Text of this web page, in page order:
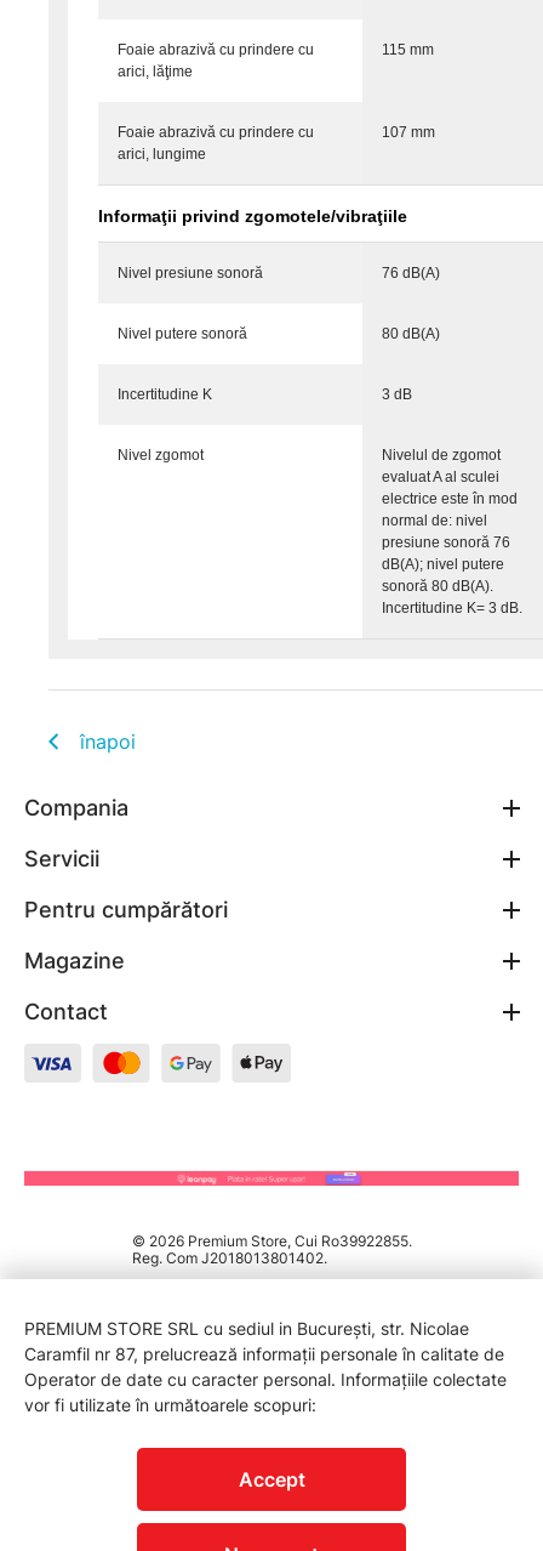
Foaie abrazivă cu prindere cu
arici, lăţime
115 mm
Foaie abrazivă cu prindere cu
arici, lungime
107 mm
Informaţii privind zgomotele/vibraţiile
Nivel presiune sonoră 76 dB(A)
Nivel putere sonoră 80 dB(A)
Incertitudine K 3 dB
Nivel zgomot
Nivelul de zgomot
evaluat A al sculei
electrice este în mod
normal de: nivel
presiune sonoră 76
dB(A); nivel putere
sonoră 80 dB(A).
Incertitudine K= 3 dB.
înapoi
Compania
Servicii
Pentru cumpărători
Magazine
Contact
© 2026 Premium Store, Cui Ro39922855.
Reg. Com J2018013801402.
PREMIUM STORE SRL cu sediul in București, str. Nicolae
Caramfil nr 87, prelucrează informații personale în calitate de
Operator de date cu caracter personal. Informațiile colectate
vor fi utilizate în următoarele scopuri:
Accept